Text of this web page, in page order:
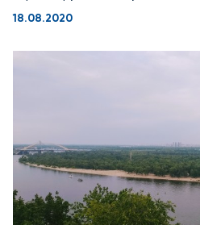
18.08.2020